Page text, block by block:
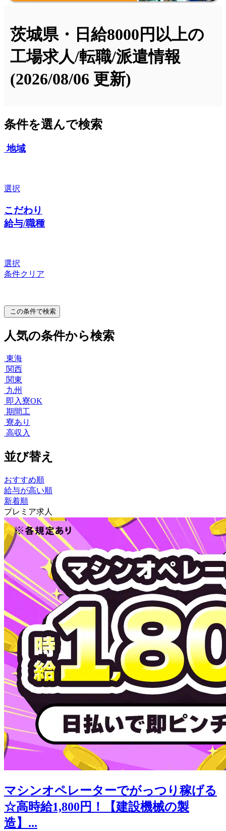
茨城県・日給8000円以上の
工場求人/転職/派遣情報
(2026/08/06 更新)
条件を選んで検索
地域
選択
こだわり
給与/職種
選択
条件クリア
この条件で検索
人気の条件から検索
東海
関西
関東
九州
即入寮OK
期間工
寮あり
高収入
並び替え
おすすめ順
給与が高い順
新着順
プレミア求人
マシンオペレーターでがっつり稼げる
☆高時給1,800円！【建設機械の製
造】...